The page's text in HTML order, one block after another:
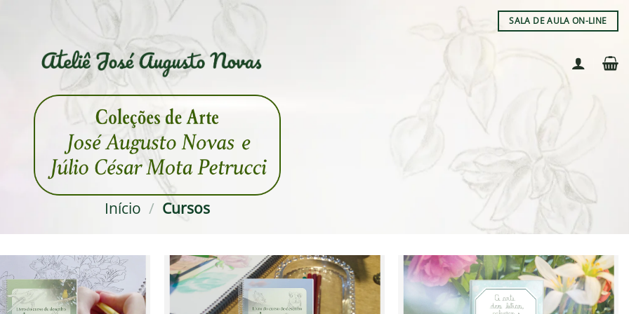
SALA DE AULA ON-LINE
Início / Cursos
Adicionar
à lista de
Adicionar
à lista de
Adicionar
à lista de